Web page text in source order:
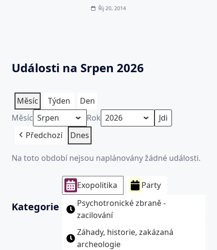
Říj 20, 2014
Události na Srpen 2026
Měsíc Týden
Den
Měsíc
Rok
Předchozí
Dnes
Na toto období nejsou naplánovány žádné události.
Kategorie
Exopolitika
Party
Psychotronické zbraně -
zacilování
Záhady, historie, zakázaná
archeologie